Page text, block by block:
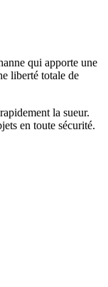
qui apporte une
liberté totale de
la sueur.
en toute sécurité.